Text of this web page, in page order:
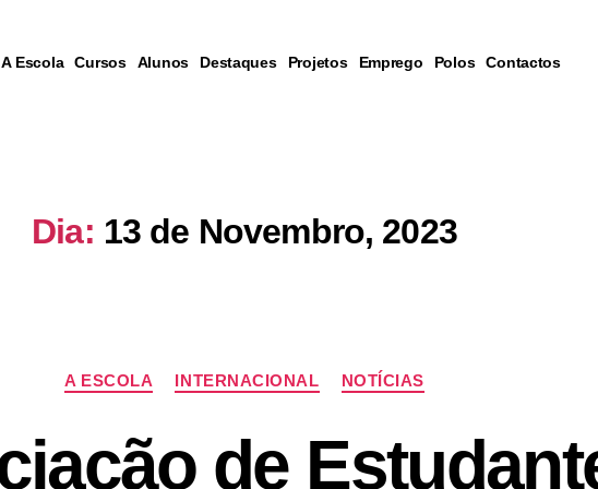
A Escola Cursos Alunos Destaques Projetos Emprego Polos Contactos
Dia: 13 de Novembro, 2023
A ESCOLA INTERNACIONAL NOTÍCIAS
de